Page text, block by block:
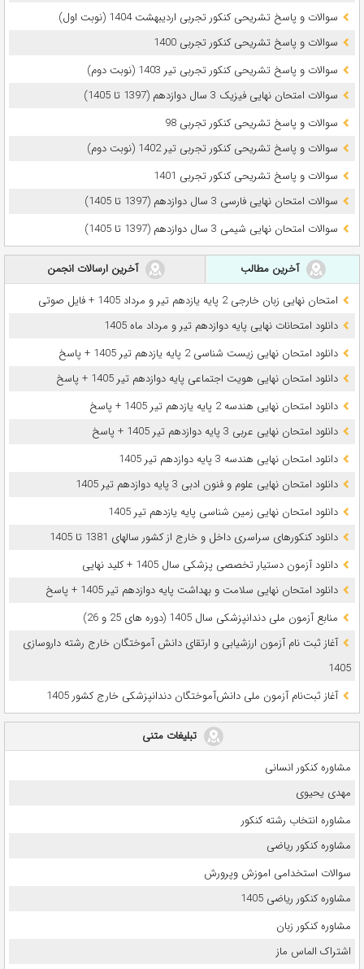
سوالات و پاسخ تشریحی کنکور تجربی اردیبهشت 1404 (نوبت اول)
سوالات و پاسخ تشریحی کنکور تجربی 1400
سوالات و پاسخ تشریحی کنکور تجربی تیر 1403 (نوبت دوم)
سوالات امتحان نهایی فیزیک 3 سال دوازدهم (1397 تا 1405)
سوالات و پاسخ تشریحی کنکور تجربی 98
سوالات و پاسخ تشریحی کنکور تجربی تیر 1402 (نوبت دوم)
سوالات و پاسخ تشریحی کنکور تجربی 1401
سوالات امتحان نهایی فارسی 3 سال دوازدهم (1397 تا 1405)
سوالات امتحان نهایی شیمی 3 سال دوازدهم (1397 تا 1405)
آخرین مطالب
آخرین ارسالات انجمن
امتحان نهایی زبان خارجی 2 پایه یازدهم تیر و مرداد 1405 + فایل صوتی
دانلود امتحانات نهایی پایه دوازدهم تیر و مرداد ماه 1405
دانلود امتحان نهایی زیست شناسی 2 پایه یازدهم تیر 1405 + پاسخ
دانلود امتحان نهایی هویت اجتماعی پایه دوازدهم تیر 1405 + پاسخ
دانلود امتحان نهایی هندسه 2 پایه یازدهم تیر 1405 + پاسخ
دانلود امتحان نهایی عربی 3 پایه دوازدهم تیر 1405 + پاسخ
دانلود امتحان نهایی هندسه 3 پایه دوازدهم تیر 1405
دانلود امتحان نهایی علوم و فنون ادبی 3 پایه دوازدهم تیر 1405
دانلود امتحان نهایی زمین شناسی پایه یازدهم تیر 1405
دانلود کنکورهای سراسری داخل و خارج از کشور سالهای 1381 تا 1405
دانلود آزمون دستیار تخصصی پزشکی سال 1405 + کلید نهایی
دانلود امتحان نهایی سلامت و بهداشت پایه دوازدهم تیر 1405 + پاسخ
ﻣﻨﺎﺑﻊ آزﻣﻮن ﻣﻠﯽ دندانپزشکی سال 1405 (دوره های 25 و 26)
آغاز ثبت نام آزمون‌ ارزشیابی و ارتقای دانش آموختگان خارج رشته داروسازی
1405
آغاز ثبت‌نام آزمون ملی دانش‌آموختگان دندانپزشکی خارج کشور 1405
تبلیغات متنی
مشاوره کنکور انسانی
مهدی یحیوی
مشاوره انتخاب رشته کنکور
مشاوره کنکور ریاضی
سوالات استخدامی اموزش وپرورش
مشاوره کنکور ریاضی 1405
مشاوره کنکور زبان
اشتراک الماس ماز